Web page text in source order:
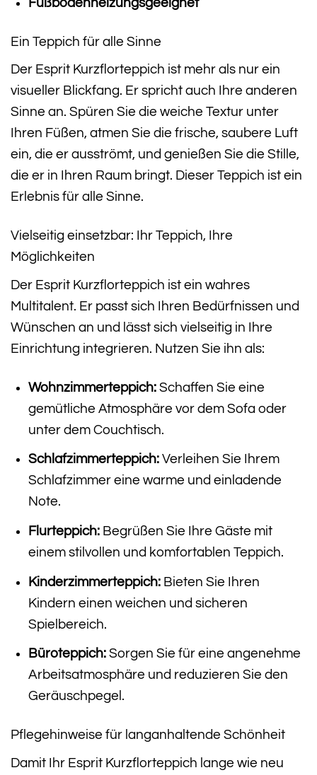
Ein Teppich für alle Sinne
Der Esprit Kurzflorteppich ist mehr als nur ein
visueller Blickfang. Er spricht auch Ihre anderen
Sinne an. Spüren Sie die weiche Textur unter
Ihren Füßen, atmen Sie die frische, saubere Luft
ein, die er ausströmt, und genießen Sie die Stille,
die er in Ihren Raum bringt. Dieser Teppich ist ein
Erlebnis für alle Sinne.
Vielseitig einsetzbar: Ihr Teppich, Ihre
Möglichkeiten
Der Esprit Kurzflorteppich ist ein wahres
Multitalent. Er passt sich Ihren Bedürfnissen und
Wünschen an und lässt sich vielseitig in Ihre
Einrichtung integrieren. Nutzen Sie ihn als:
Wohnzimmerteppich:Schaffen Sie eine
gemütliche Atmosphäre vor dem Sofa oder
unter dem Couchtisch.
Schlafzimmerteppich:Verleihen Sie Ihrem
Schlafzimmer eine warme und einladende
Note.
Flurteppich:Begrüßen Sie Ihre Gäste mit
einem stilvollen und komfortablen Teppich.
Kinderzimmerteppich:Bieten Sie Ihren
Kindern einen weichen und sicheren
Spielbereich.
Büroteppich:Sorgen Sie für eine angenehme
Arbeitsatmosphäre und reduzieren Sie den
Geräuschpegel.
Pflegehinweise für langanhaltende Schönheit
Damit Ihr Esprit Kurzflorteppich lange wie neu